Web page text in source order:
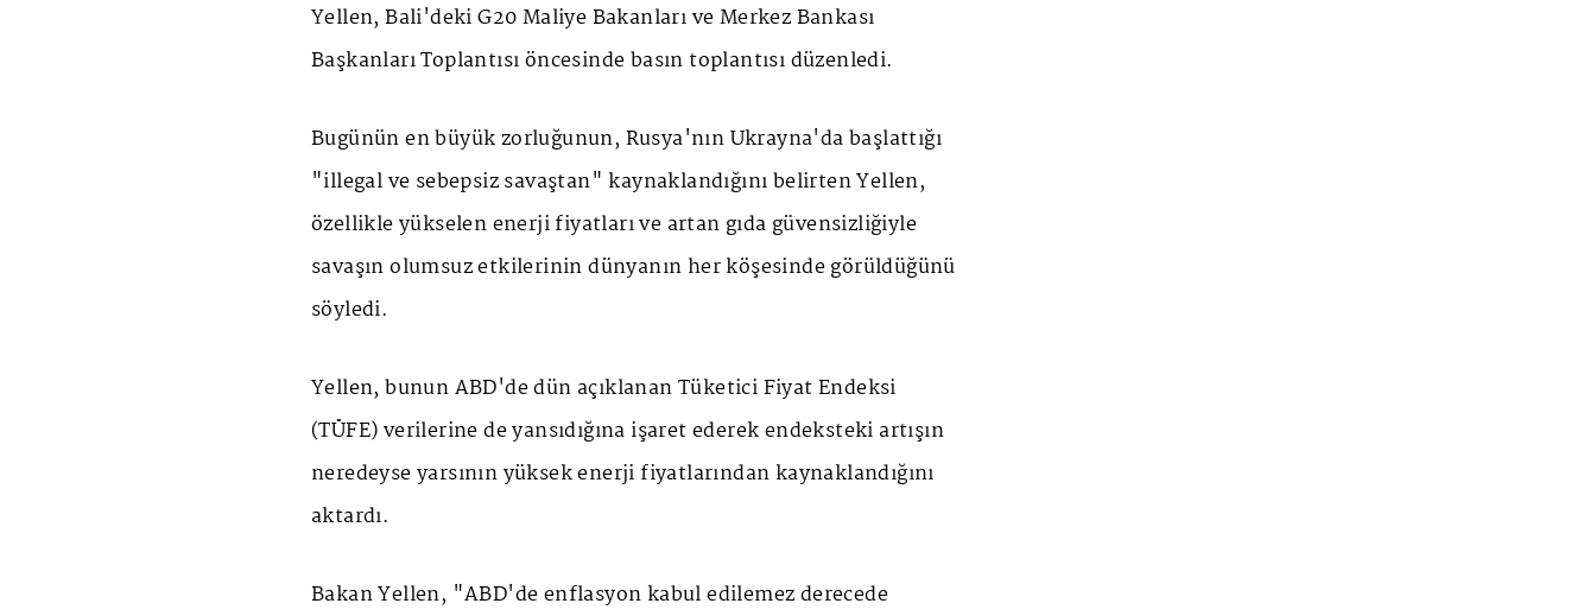
Yellen, Bali'deki G20 Maliye Bakanları ve Merkez Bankası
Başkanları Toplantısı öncesinde basın toplantısı düzenledi.
Bugünün en büyük zorluğunun, Rusya'nın Ukrayna'da başlattığı
"illegal ve sebepsiz savaştan" kaynaklandığını belirten Yellen,
özellikle yükselen enerji fiyatları ve artan gıda güvensizliğiyle
savaşın olumsuz etkilerinin dünyanın her köşesinde görüldüğünü
söyledi.
Yellen, bunun ABD'de dün açıklanan Tüketici Fiyat Endeksi
(TÜFE) verilerine de yansıdığına işaret ederek endeksteki artışın
neredeyse yarsının yüksek enerji fiyatlarından kaynaklandığını
aktardı.
Bakan Yellen, "ABD'deenflasyonkabul edilemez derecede